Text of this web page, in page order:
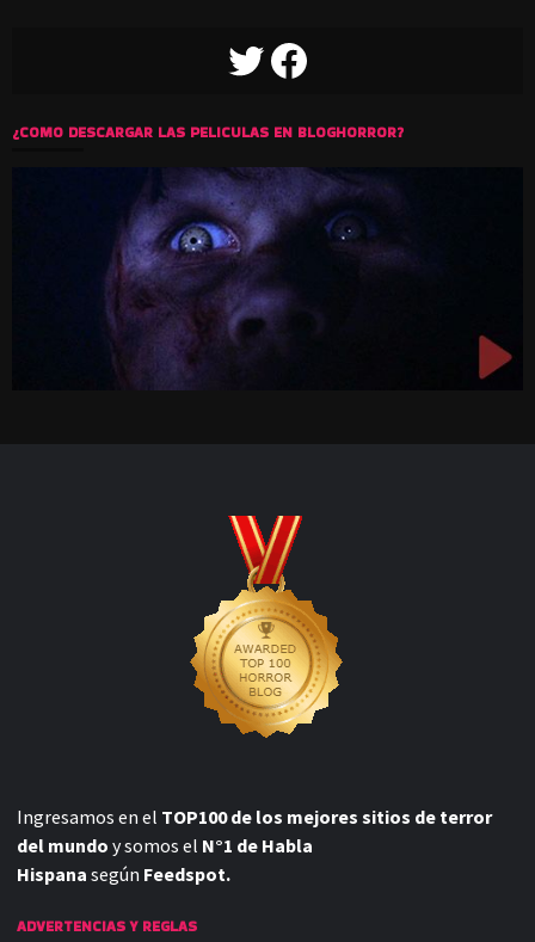
TWITTERFACEBOOK
¿COMO DESCARGAR LAS PELICULAS EN BLOGHORROR?
Ingresamos en el TOP100 de los mejores sitios de terror
del mundo y somos el N°1 de Habla
Hispana según Feedspot.
ADVERTENCIAS Y REGLAS